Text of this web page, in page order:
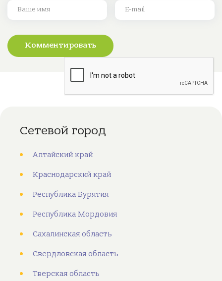
Комментировать
Сетевой город
Алтайский край
Краснодарский край
Республика Бурятия
Республика Мордовия
Сахалинская область
Свердловская область
Тверская область